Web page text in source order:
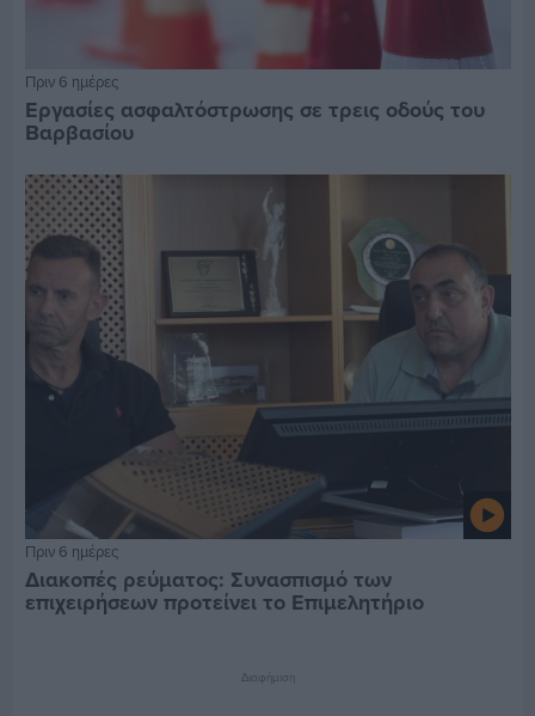
Πριν 6 ημέρες
Εργασίες ασφαλτόστρωσης σε τρεις οδούς του
Βαρβασίου
Πριν 6 ημέρες
Διακοπές ρεύματος: Συνασπισμό των
επιχειρήσεων προτείνει το Επιμελητήριο
Διαφήμιση